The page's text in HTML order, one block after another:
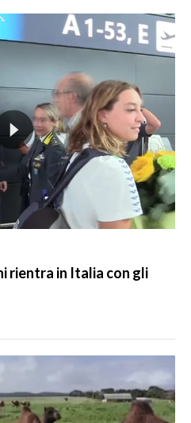
rientra in Italia con gli